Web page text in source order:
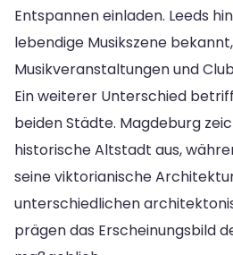
Entspannen einladen. Leeds
lebendige Musikszene
Musikveranstaltungen und
Ein weiterer Unterschied
beiden Städte. Magdeburg
historische Altstadt aus,
seine viktorianische
unterschiedlichen
prägen das Erscheinungsbild